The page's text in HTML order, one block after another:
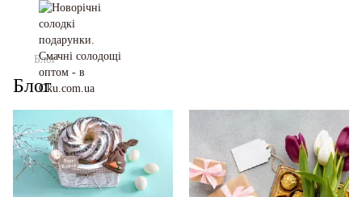
Блог
Блог